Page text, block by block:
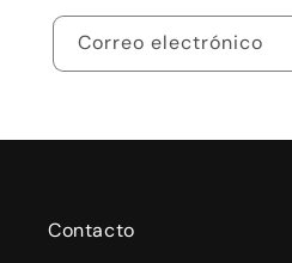
Correo electrónico
Contacto